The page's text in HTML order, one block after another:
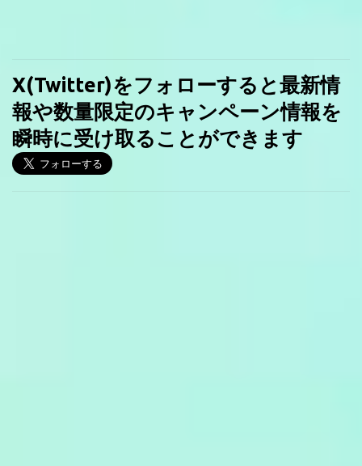
X(Twitter)をフォローすると最新情
報や数量限定のキャンペーン情報を
瞬時に受け取ることができます